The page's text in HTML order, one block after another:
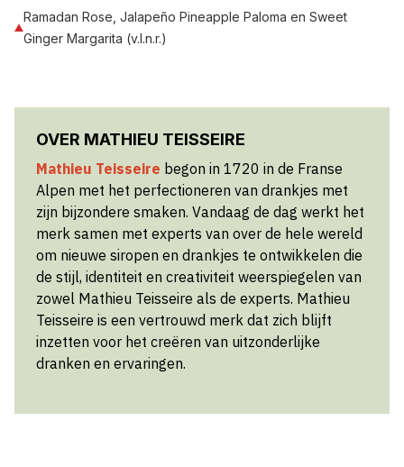
Ramadan Rose, Jalapeño Pineapple Paloma en Sweet
Ginger Margarita (v.l.n.r.)
OVER MATHIEU TEISSEIRE
Mathieu Teisseire begon in 1720 in de Franse
Alpen met het perfectioneren van drankjes met
zijn bijzondere smaken. Vandaag de dag werkt het
merk samen met experts van over de hele wereld
om nieuwe siropen en drankjes te ontwikkelen die
de stijl, identiteit en creativiteit weerspiegelen van
zowel Mathieu Teisseire als de experts. Mathieu
Teisseire is een vertrouwd merk dat zich blijft
inzetten voor het creëren van uitzonderlijke
dranken en ervaringen.